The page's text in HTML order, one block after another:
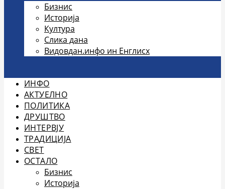
Бизнис
Историја
Култура
Слика дана
Видовдан.инфо ин Енглисх
ИНФО
АКТУЕЛНО
ПОЛИТИКА
ДРУШТВО
ИНТЕРВЈУ
ТРАДИЦИЈА
СВЕТ
ОСТАЛО
Бизнис
Историја